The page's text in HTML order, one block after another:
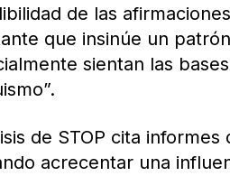
de las
que insinúe un
sientan las
de STOP cita
acrecentar una